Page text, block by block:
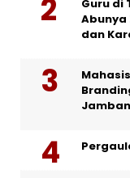
Guru di
Abunya
dan